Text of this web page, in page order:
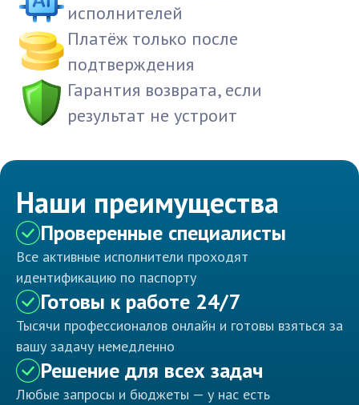
исполнителей
Платёж только после
подтверждения
Гарантия возврата, если
результат не устроит
Наши преимущества
Проверенные специалисты
Все активные исполнители проходят
идентификацию по паспорту
Готовы к работе 24/7
Тысячи профессионалов онлайн и готовы взяться за
вашу задачу немедленно
Решение для всех задач
Любые запросы и бюджеты — у нас есть